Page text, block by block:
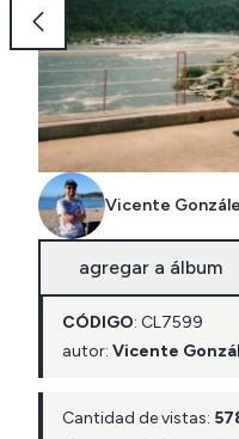
Vicente
agregar a álbum
CÓDIGO: CL7599
autor: Vicente
Cantidad de vistas: